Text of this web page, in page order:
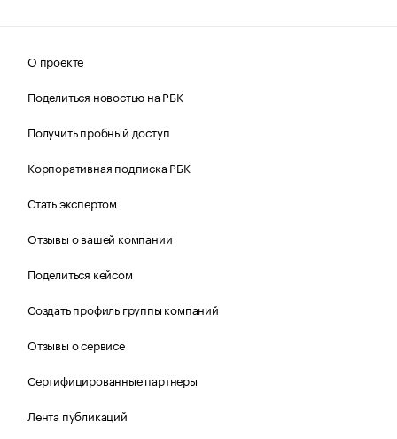
О проекте
Поделиться новостью на РБК
Получить пробный доступ
Корпоративная подписка РБК
Стать экспертом
Отзывы о вашей компании
Поделиться кейсом
Создать профиль группы компаний
Отзывы о сервисе
Сертифицированные партнеры
Лента публикаций